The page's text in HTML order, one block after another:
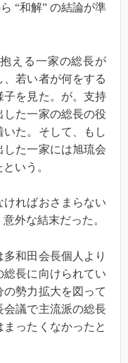
“和解” の結論が準
える一家の総長が
、若い者が何をする
子を見た。が。支持
た一家の総長の役
た。そして、もし
た一家には旭琉会
いう。
ければおさまらない
外な結末だった。
和田会長個人より
総長に向けられてい
勢力拡大を図って
会議で主流派の総長
ったくなかったと